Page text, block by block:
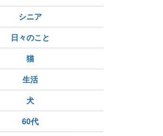
トマトチキンステーキ
シニア
日々のこと
猫
生活
犬
60代